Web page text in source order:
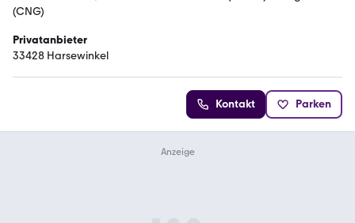
(CNG)
Privatanbieter
33428 Harsewinkel
Kontakt Parken